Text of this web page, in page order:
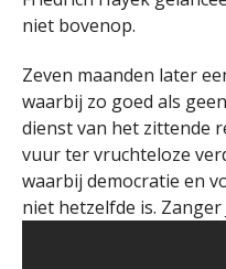
niet bovenop.
Zeven maanden later
waarbij zo goed als
dienst van het zittende
vuur ter vruchteloze
waarbij democratie en
niet hetzelfde is.